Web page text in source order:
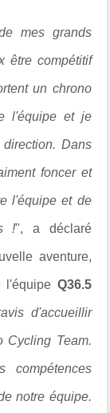
mes grands
être compétitif
un chrono
l'équipe et je
Dans
foncer et
l'équipe et de
!", a déclaré
aventure,
l'équipe Q36.5
d'accueillir
Cycling Team.
compétences
notre équipe.